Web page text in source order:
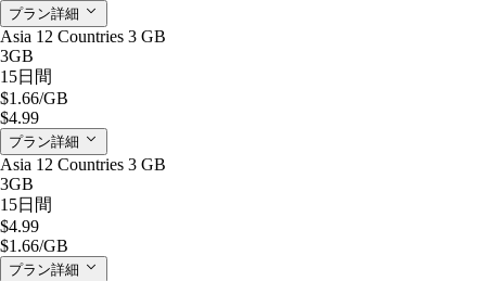
プラン詳細
Asia 12 Countries 3 GB
3GB
15日間
$1.66/GB
$4.99
プラン詳細
Asia 12 Countries 3 GB
3GB
15日間
$4.99
$1.66/GB
プラン詳細